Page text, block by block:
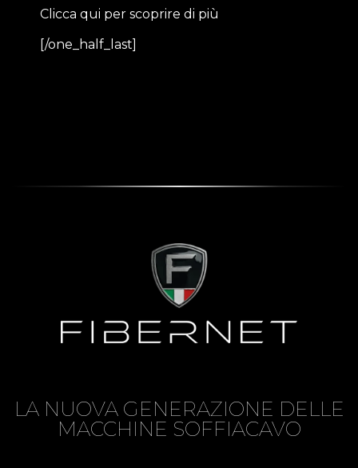
Clicca qui per scoprire di più
[/one_half_last]
LA NUOVA GENERAZIONE DELLE
MACCHINE SOFFIACAVO